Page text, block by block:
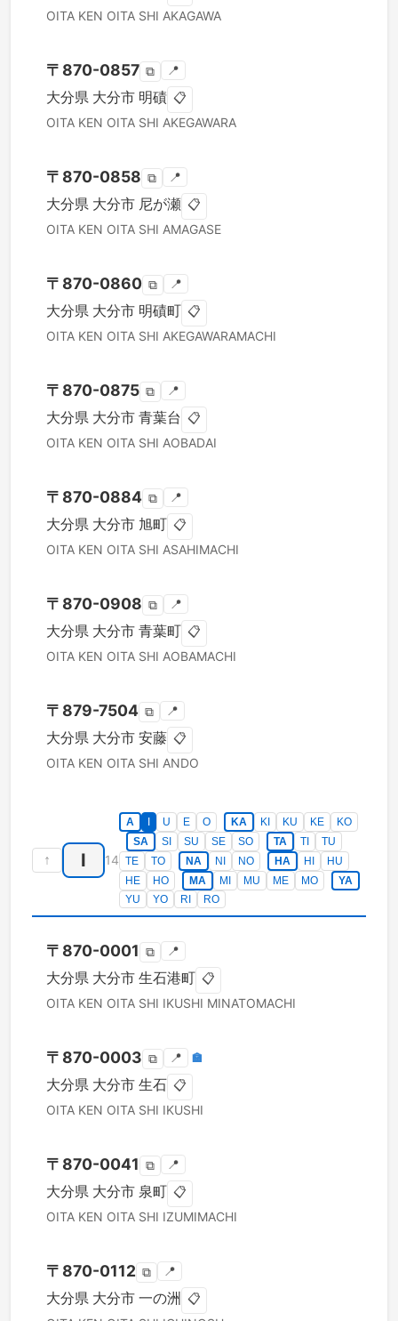
OITA KEN OITA SHI AKAGAWA
〒 870-0857 ⧉ 📍
大分県 大分市 明磧 📋
OITA KEN OITA SHI AKEGAWARA
〒 870-0858 ⧉ 📍
大分県 大分市 尼が瀬 📋
OITA KEN OITA SHI AMAGASE
〒 870-0860 ⧉ 📍
大分県 大分市 明磧町 📋
OITA KEN OITA SHI AKEGAWARAMACHI
〒 870-0875 ⧉ 📍
大分県 大分市 青葉台 📋
OITA KEN OITA SHI AOBADAI
〒 870-0884 ⧉ 📍
大分県 大分市 旭町 📋
OITA KEN OITA SHI ASAHIMACHI
〒 870-0908 ⧉ 📍
大分県 大分市 青葉町 📋
OITA KEN OITA SHI AOBAMACHI
〒 879-7504 ⧉ 📍
大分県 大分市 安藤 📋
OITA KEN OITA SHI ANDO
↑ I 14
A U E O KA KI KU KE
KO
SA
SI SU SE SO TA TI
TU
TE
TO NA NI NO HA HI
HU
HE
HO MA MI MU ME MO
YA
YU
YO RI RO
〒 870-0001 ⧉ 📍
大分県 大分市 生石港町 📋
OITA KEN OITA SHI IKUSHI MINATOMACHI
〒 870-0003 ⧉ 📍 🏣
大分県 大分市 生石 📋
OITA KEN OITA SHI IKUSHI
〒 870-0041 ⧉ 📍
大分県 大分市 泉町 📋
OITA KEN OITA SHI IZUMIMACHI
〒 870-0112 ⧉ 📍
大分県 大分市 一の洲 📋